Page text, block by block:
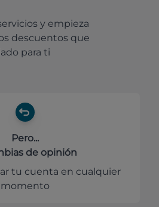
y empieza
descuentos que
para ti
Pero...
de opinión
tu cuenta en cualquier
momento